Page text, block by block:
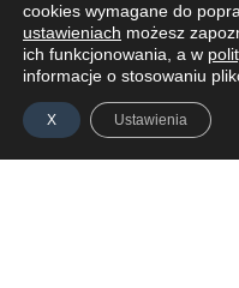
Kod Pocztowy:
Miasto:
ZAPISZ
cookies wymagane do
ustawieniach możesz
ich funkcjonowania, a w
informacje o stosowaniu
X Ustawienia